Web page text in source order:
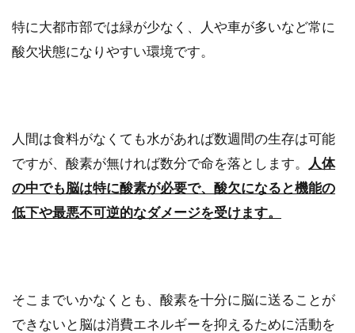
特に大都市部では緑が少なく、人や車が多いなど常に
酸欠状態になりやすい環境です。
人間は食料がなくても水があれば数週間の生存は可能
ですが、酸素が無ければ数分で命を落とします。
人体
の中でも脳は特に酸素が必要で、酸欠になると機能の
低下や最悪不可逆的なダメージを受けます。
そこまでいかなくとも、酸素を十分に脳に送ることが
できないと脳は消費エネルギーを抑えるために活動を